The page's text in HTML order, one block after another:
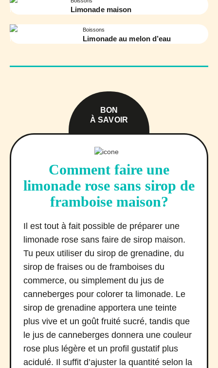
Limonade maison
Boissons
Limonade au melon d’eau
BON
À SAVOIR
Comment faire une
limonade rose sans sirop de
framboise maison?
Il est tout à fait possible de préparer une
limonade rose sans faire de sirop maison.
Tu peux utiliser du sirop de grenadine, du
sirop de fraises ou de framboises du
commerce, ou simplement du jus de
canneberges pour colorer ta limonade. Le
sirop de grenadine apportera une teinte
plus vive et un goût fruité sucré, tandis que
le jus de canneberges donnera une couleur
rose plus légère et un profil gustatif plus
acidulé. Il suffit d’ajuster la quantité selon la